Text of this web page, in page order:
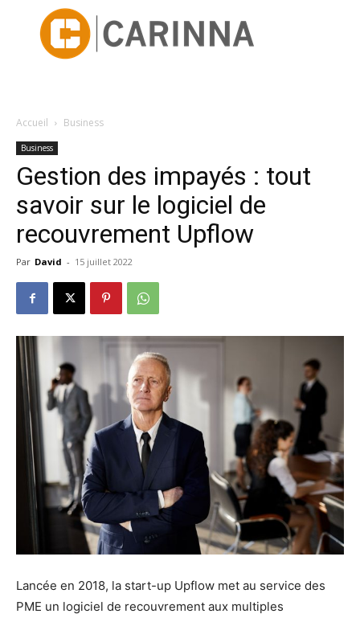
Accueil Business
Business
Gestion des impayés : tout
savoir sur le logiciel de
recouvrement Upflow
Par David - 15 juillet 2022
Lancée en 2018, la start-up Upflow met au service des
PME un logiciel de recouvrement aux multiples